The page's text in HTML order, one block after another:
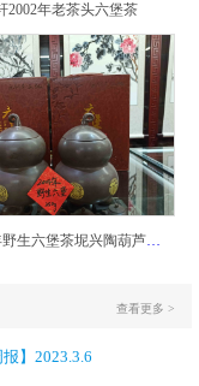
2002年老茶头六堡茶
和韵轩14年野生六堡茶坭兴陶葫芦茶罐
】2023.3.6
查看更多 >